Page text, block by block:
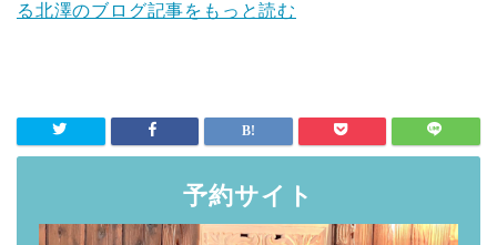
る北澤のブログ記事をもっと読む
予約サイト